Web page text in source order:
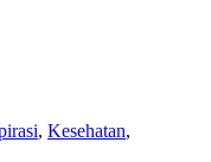
, Kesehatan,